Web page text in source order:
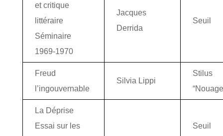
et critique
littéraire
Séminaire
1969-1970
Jacques
Derrida
Seuil
Freud
l’ingouvernable
Silvia Lippi
Stilus
La Déprise
Essai sur les
Seuil